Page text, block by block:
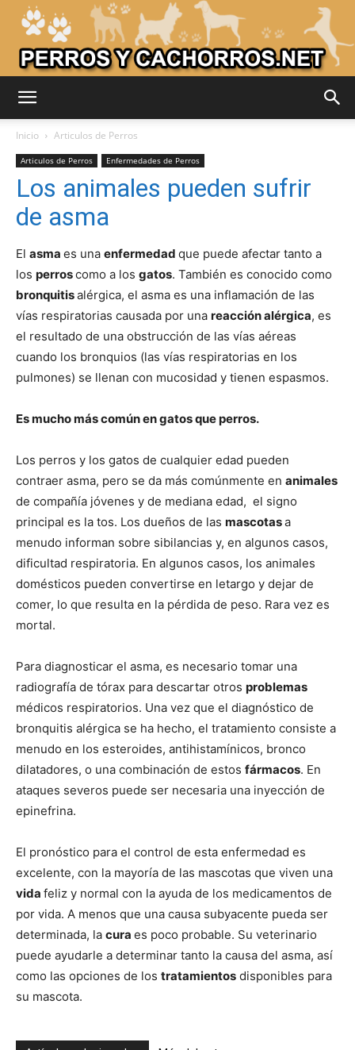
Perros
–
Razas
Perros
–
Fotos
de
Cachorros
Inicio Articulos de Perros
Articulos de Perros Enfermedades de Perros
Los animales pueden sufrir
de asma
El asma es una enfermedad que puede afectar tanto a
los perroscomo a los gatos. También es conocido como
bronquitisalérgica, el asma es una inflamación de las
vías respiratorias causada por una reacción alérgica, es
el resultado de una obstrucción de las vías aéreas
cuando los bronquios (las vías respiratorias en los
pulmones) se llenan con mucosidad y tienen espasmos.
Es mucho más común en gatos que perros.
Los perros y los gatos de cualquier edad pueden
contraer asma, pero se da más comúnmente en animales
de compañía jóvenes y de mediana edad, el signo
principal es la tos. Los dueños de las mascotasa
menudo informan sobre sibilancias y, en algunos casos,
dificultad respiratoria. En algunos casos, los animales
domésticos pueden convertirse en letargo y dejar de
comer, lo que resulta en la pérdida de peso. Rara vez es
mortal.
Para diagnosticar el asma, es necesario tomar una
radiografía de tórax para descartar otros problemas
médicos respiratorios. Una vez que el diagnóstico de
bronquitis alérgica se ha hecho, el tratamiento consiste a
menudo en los esteroides, antihistamínicos, bronco
dilatadores, o una combinación de estos fármacos. En
ataques severos puede ser necesaria una inyección de
epinefrina.
El pronóstico para el control de esta enfermedad es
excelente, con la mayoría de las mascotas que viven una
vida feliz y normal con la ayuda de los medicamentos de
por vida. A menos que una causa subyacente pueda ser
determinada, la cura es poco probable. Su veterinario
puede ayudarle a determinar tanto la causa del asma, así
como las opciones de los tratamientos disponibles para
su mascota.